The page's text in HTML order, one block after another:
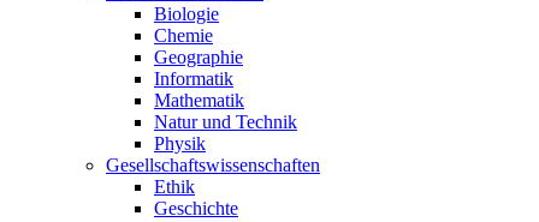
Biologie
Chemie
Geographie
Informatik
Mathematik
Natur und Technik
Physik
Gesellschaftswissenschaften
Ethik
Geschichte